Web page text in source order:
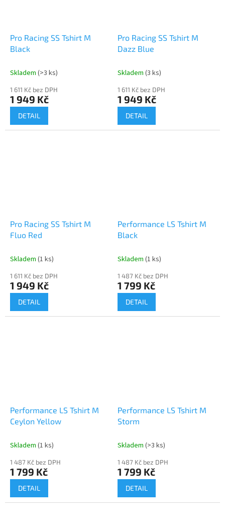
Pro Racing SS Tshirt M
Black
Skladem (>3 ks)
1 611 Kč bez DPH
1 949 Kč
DETAIL
Pro Racing SS Tshirt M
Dazz Blue
Skladem (3 ks)
1 611 Kč bez DPH
1 949 Kč
DETAIL
Pro Racing SS Tshirt M
Fluo Red
Skladem (1 ks)
1 611 Kč bez DPH
1 949 Kč
DETAIL
Performance LS Tshirt M
Black
Skladem (1 ks)
1 487 Kč bez DPH
1 799 Kč
DETAIL
Performance LS Tshirt M
Ceylon Yellow
Skladem (1 ks)
1 487 Kč bez DPH
1 799 Kč
DETAIL
Performance LS Tshirt M
Storm
Skladem (>3 ks)
1 487 Kč bez DPH
1 799 Kč
DETAIL